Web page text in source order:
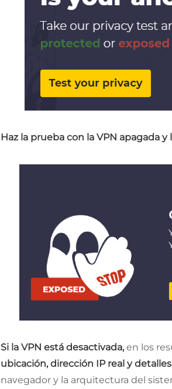
Haz la prueba con la VPN apagada
Si la VPN está desactivada, en los
ubicación, dirección IP real y
navegador y la arquitectura del